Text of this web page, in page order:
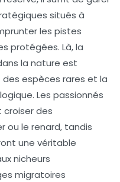
situés à
les pistes
protégées. Là, la
la nature est
espèces rares et la
Les passionnés
des
ou le renard, tandis
une véritable
nicheurs
migratoires